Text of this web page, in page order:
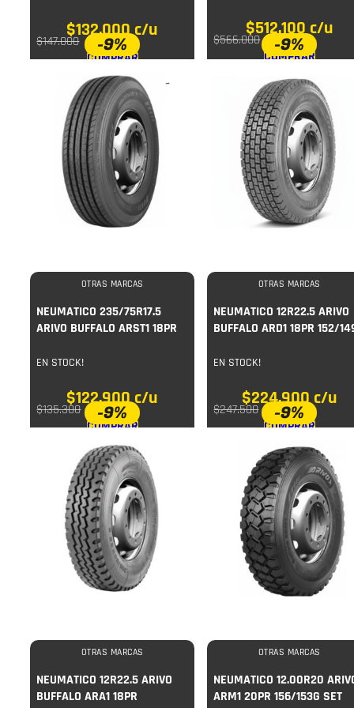
$132.000c/u
$147.000
COMPRAR
$512.100c/u
$566.000
COMPRAR
-9%
OTRAS MARCAS
NEUMATICO 235/75R17.5
ARIVO BUFFALO ARST1 18PR
EN STOCK!
$122.900c/u
$135.300
COMPRAR
-9%
OTRAS MARCAS
NEUMATICO 12R22.5 ARIVO
BUFFALO ARD1 18PR 152/
EN STOCK!
$224.900c/u
$247.500
COMPRAR
-9%
OTRAS MARCAS
NEUMATICO 12R22.5 ARIVO
BUFFALO ARA1 18PR
-9%
OTRAS MARCAS
NEUMATICO 12.00R20
ARM1 20PR 156/153G SET